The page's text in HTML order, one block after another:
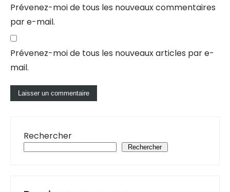
Prévenez-moi de tous les nouveaux commentaires
par e-mail.
Prévenez-moi de tous les nouveaux articles par e-
mail.
Rechercher
Rechercher